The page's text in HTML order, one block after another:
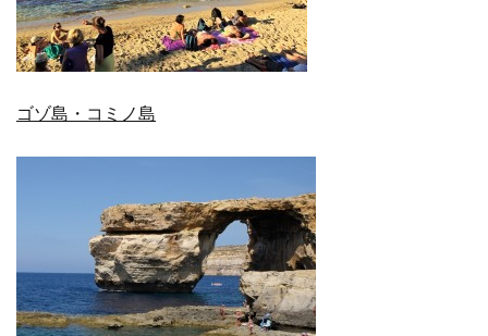
ゴゾ島・コミノ島